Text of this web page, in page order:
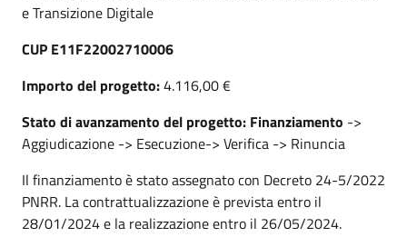
e Transizione Digitale
CUP E11F22002710006
Importo del progetto:4.116,00 €
Stato di avanzamento del progetto: Finanziamento ->
Aggiudicazione -> Esecuzione-> Verifica -> Rinuncia
Il finanziamento è stato assegnato con Decreto 24-5/2022
PNRR. La contrattualizzazione è prevista entro il
28/01/2024 e la realizzazione entro il 26/05/2024.